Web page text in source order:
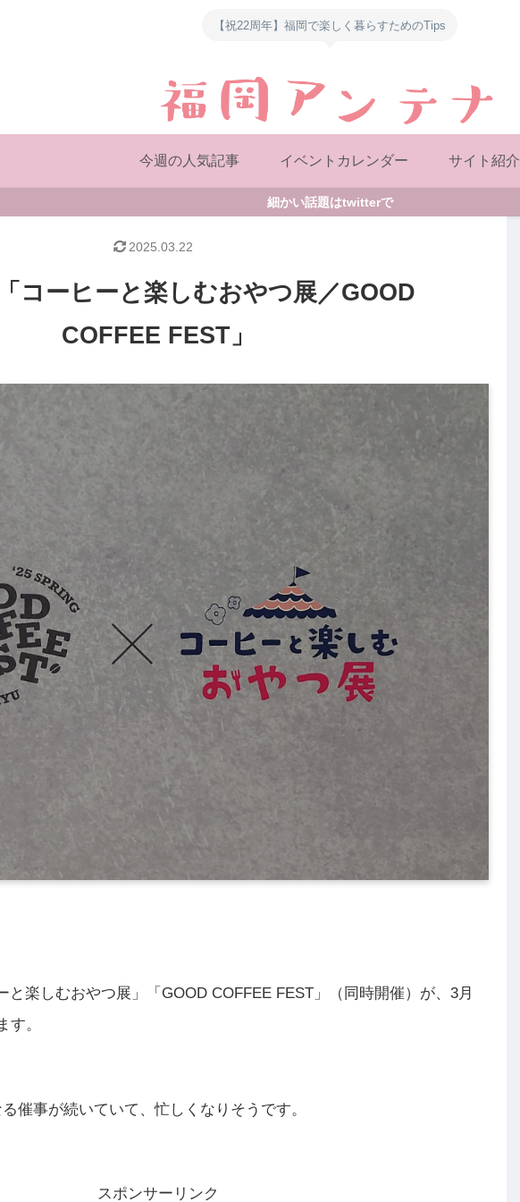
【祝22周年】福岡で楽しく暮らすためのTips
今週の人気記事 イベントカレンダー サイト紹介
細かい話題はtwitterで
コーヒーと楽しむおやつ展／GOOD
COFFEE FEST」
2025.03.22
と楽しむおやつ展」「GOOD COFFEE FEST」（同時開催）が、3月
す。
催事が続いていて、忙しくなりそうです。
スポンサーリンク